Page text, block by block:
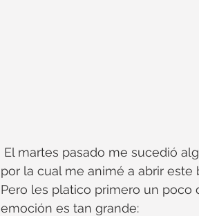
El martes pasado me sucedió
por la cual me animé a abrir este
Pero les platico primero un
emoción es tan grande: